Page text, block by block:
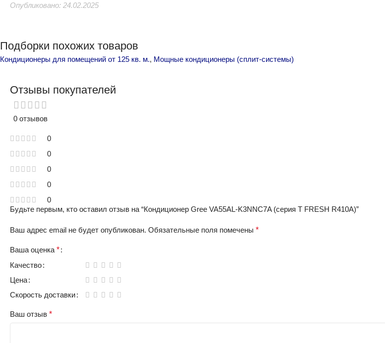
Опубликовано: 24.02.2025
Подборки похожих товаров
Кондиционеры для помещений от 125 кв. м., Мощные кондиционеры (сплит-системы)
Отзывы покупателей
0 отзывов
0
0
0
0
0
Будьте первым, кто оставил отзыв на “Кондиционер Gree VA55AL-K3NNC7A (серия T FRESH R410A)”
Ваш адрес email не будет опубликован. Обязательные поля помечены *
Ваша оценка *
Качество
Цена
Скорость доставки
Ваш отзыв *